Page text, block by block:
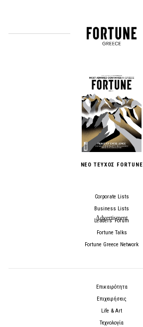
ΝΕΟ ΤΕΥΧΟΣ FORTUNE
Corporate Lists
Business Lists
Leaders’ Forum
Fortune Talks
Fortune Greece Network
Επικαιρότητα
Επιχειρήσεις
Life & Art
Τεχνολογία